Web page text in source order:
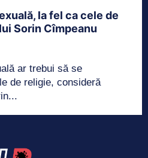
la fel ca cele de
Sorin Cîmpeanu
ar trebui să se
de religie, consideră